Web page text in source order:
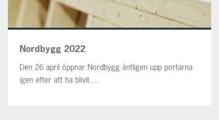
Nordbygg 2022
Den 26 april öppnar Nordbygg äntligen upp portarna
igen efter att ha blivit ...